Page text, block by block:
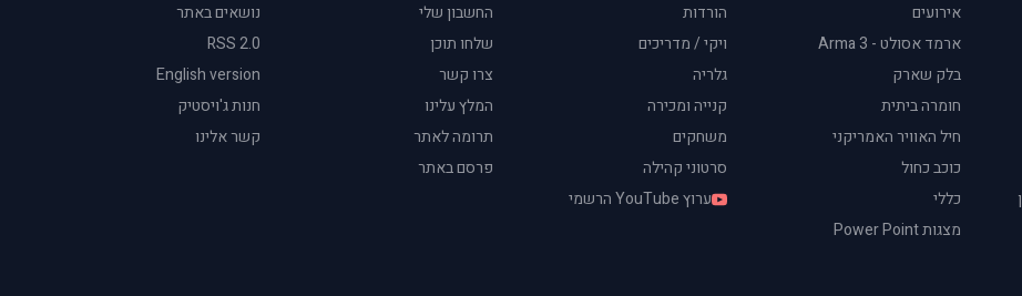
אירועים
ארמד אסולט - Arma 3
בלק שארק
חומרה ביתית
חיל האוויר האמריקני
כוכב כחול
כללי
מצגות Power Point
הורדות
ויקי / מדריכים
גלריה
קנייה ומכירה
משחקים
סרטוני קהילה
ערוץ YouTube הרשמי
החשבון שלי
שלחו תוכן
צרו קשר
המלץ עלינו
תרומה לאתר
פרסם באתר
נושאים באתר
RSS 2.0
English version
חנות ג'ויסטיק
קשר אלינו